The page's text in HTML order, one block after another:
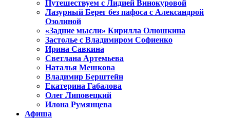
Путешествуем с Лидией Винокуровой
Лазурный Берег без пафоса с Александрой
Озолиной
«Задние мысли» Кирилла Олюшкина
Застолье с Владимиром Софиенко
Ирина Савкина
Светлана Артемьева
Наталья Мешкова
Владимир Берштейн
Екатерина Габалова
Олег Липовецкий
Илона Румянцева
Афиша